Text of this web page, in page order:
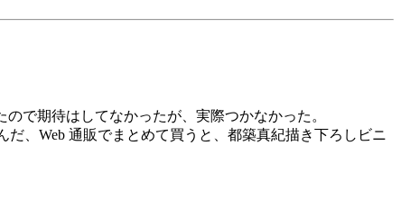
で期待はしてなかったが、実際つかなかった。
、Web 通販でまとめて買うと、都築真紀描き下ろしビニ